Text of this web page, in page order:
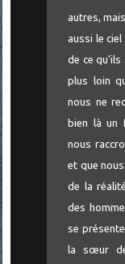
autres,
aussi le
de ce
plus loin
nous ne
bien là un
nous
et que
de la
des
se
la sœur